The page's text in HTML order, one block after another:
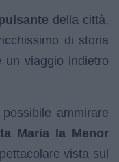
della città,
di storia
viaggio indietro
ammirare
Maria la Menor
vista sul